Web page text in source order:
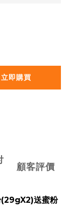
立即購買
顧客評價
送蜜粉